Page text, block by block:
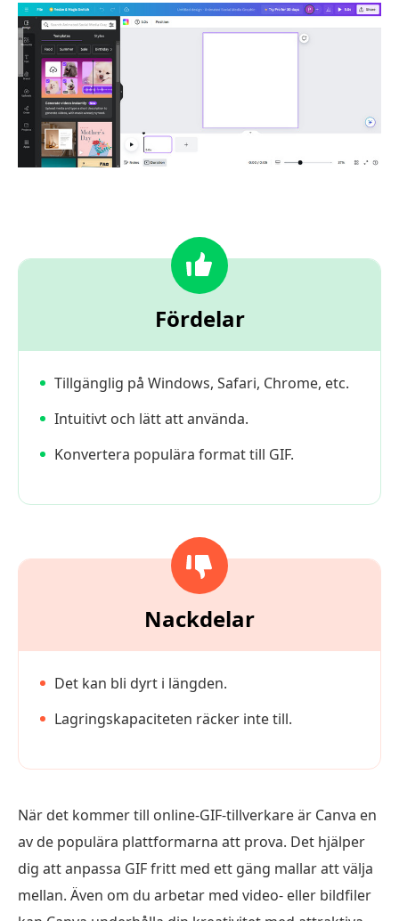
Fördelar
Tillgänglig på Windows, Safari, Chrome, etc.
Intuitivt och lätt att använda.
Konvertera populära format till GIF.
Nackdelar
Det kan bli dyrt i längden.
Lagringskapaciteten räcker inte till.
När det kommer till online-GIF-tillverkare är Canva en
av de populära plattformarna att prova. Det hjälper
dig att anpassa GIF fritt med ett gäng mallar att välja
mellan. Även om du arbetar med video- eller bildfiler